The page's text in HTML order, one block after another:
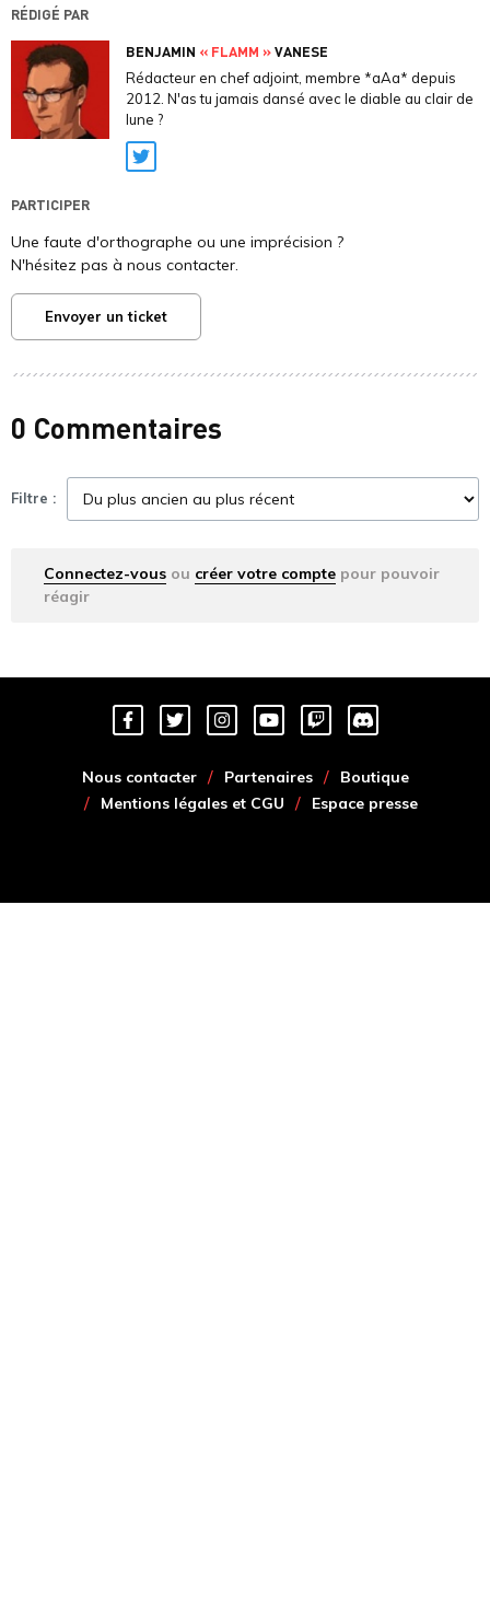
RÉDIGÉ PAR
BENJAMIN « FLAMM »VANESE
Rédacteur en chef adjoint, membre *aAa* depuis
2012. N'as tu jamais dansé avec le diable au clair de
lune ?
Twitter
PARTICIPER
Une faute d'orthographe ou une imprécision ?
N'hésitez pas à nous contacter.
Envoyer un ticket
0 Commentaires
Filtre :
Connectez-vous ou créer votre compte pour pouvoir
réagir
Nous contacter Partenaires
Boutique
Mentions légales et CGU
Espace presse